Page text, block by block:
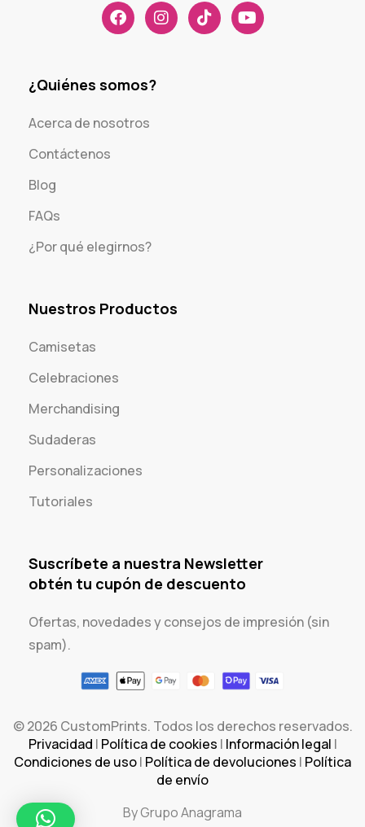
¿Quiénes somos?
Acerca de nosotros
Contáctenos
Blog
FAQs
¿Por qué elegirnos?
Nuestros Productos
Camisetas
Celebraciones
Merchandising
Sudaderas
Personalizaciones
Tutoriales
Suscríbete a nuestra Newsletter
obtén tu cupón de descuento
Ofertas, novedades y consejos de impresión (sin
spam).
© 2026 CustomPrints. Todos los derechos reservados.
Privacidad | Política de cookies | Información legal |
Condiciones de uso| Política de devoluciones | Política
de envío
By Grupo Anagrama